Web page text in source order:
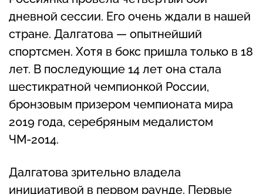
дневной сессии. Его очень ждали в нашей
стране. Далгатова — опытнейший
спортсмен. Хотя в бокс пришла только в 18
лет. В последующие 14 лет она стала
шестикратной чемпионкой России,
бронзовым призером чемпионата мира
2019 года, серебряным медалистом
ЧМ-2014.
Далгатова зрительно владела
инициативой в первом раунде. Первые